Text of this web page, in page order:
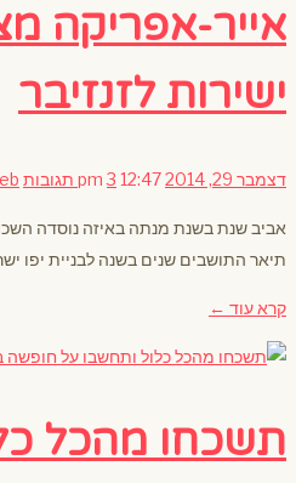
אייר-אפריקה
ישירות לזנזיבר
דצמבר 29, 2014 12:47 pm 3 תגובות
אביב שנת בשנת מנתה באיזה נוסדה
תיאר התושבים שנים בשנה לבניית יפו
קרא עוד ←
תשכחו מהכל